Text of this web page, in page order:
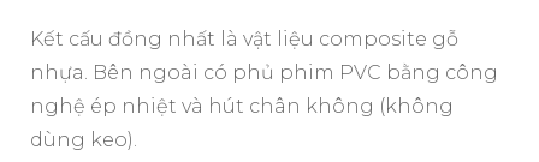
Kết cấu đồng nhất là vật liệu composite gỗ
nhựa. Bên ngoài có phủ phim PVC bằng công
nghệ ép nhiệt và hút chân không (không
dùng keo).